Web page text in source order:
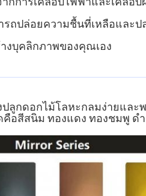
ถปล่อยความชื้นที่เหลือและ
งบุคลิกภาพของคุณเอง
ปลูกดอกไม้โลหะกลมง่ายและ
อสีสนิม ทองแดง ทองชมพู ดํา